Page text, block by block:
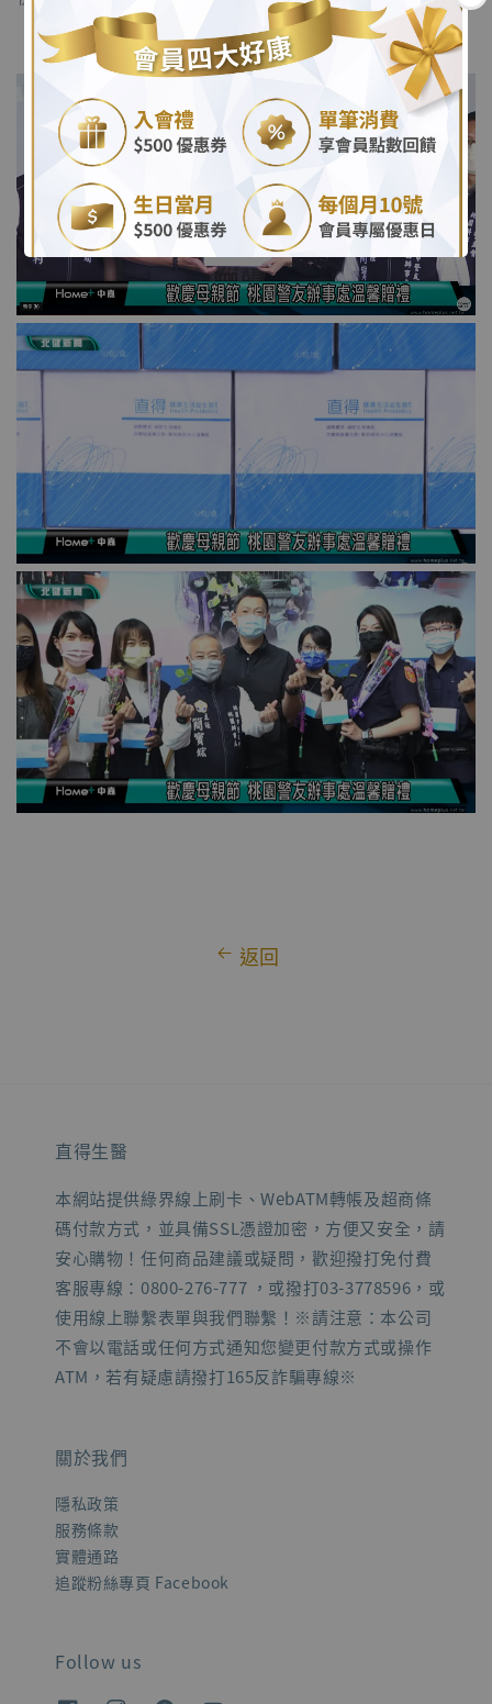
.
返回
直得生醫
本網站提供綠界線上刷卡、WebATM轉帳及超商條
碼付款方式，並具備SSL憑證加密，方便又安全，請
安心購物！任何商品建議或疑問，歡迎撥打免付費
客服專線：0800-276-777 ，或撥打03-3778596，或
使用線上聯繫表單與我們聯繫！※請注意：本公司
不會以電話或任何方式通知您變更付款方式或操作
ATM，若有疑慮請撥打165反詐騙專線※
關於我們
隱私政策
服務條款
實體通路
追蹤粉絲專頁 Facebook
Follow us